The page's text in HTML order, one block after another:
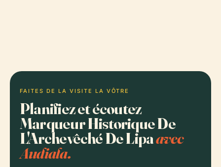
FAITES DE LA VISITE LA VÔTRE
Planifiez et écoutez
Marqueur Historique De
L'Archevêché De Lipaavec
Audiala.